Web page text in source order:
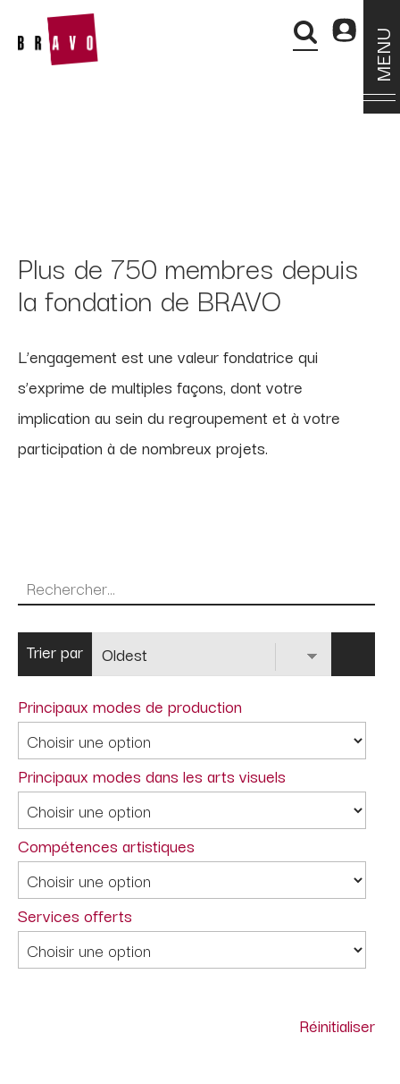
MENU
Plus de 750 membres depuis
la fondation de BRAVO
L’engagement est une valeur fondatrice qui
s’exprime de multiples façons, dont votre
implication au sein du regroupement et à votre
participation à de nombreux projets.
Trier par
Principaux modes de production
Principaux modes dans les arts visuels
Compétences artistiques
Services offerts
Réinitialiser